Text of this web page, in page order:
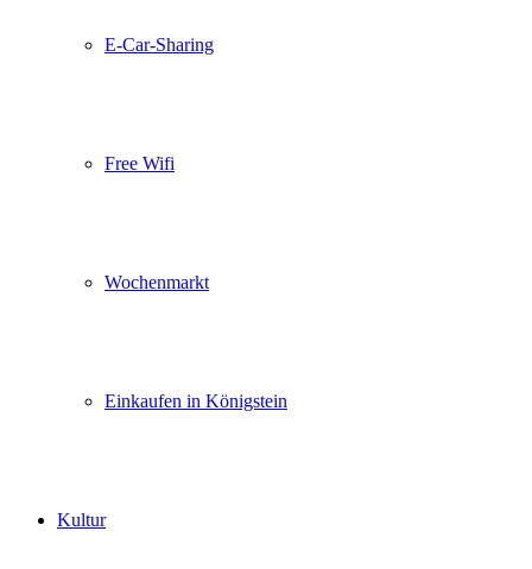
E-Car-Sharing
Free Wifi
Wochenmarkt
Einkaufen in Königstein
Kultur